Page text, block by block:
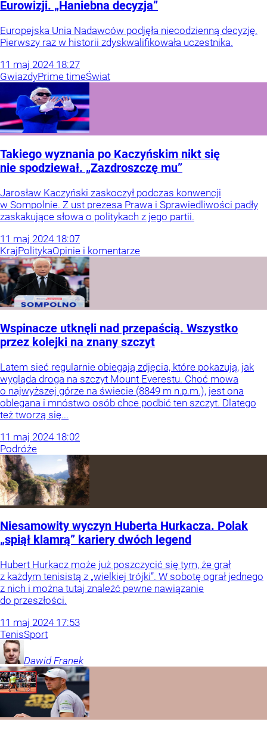
Eurowizji. „Haniebna decyzja”
Europejska Unia Nadawców podjęła niecodzienną decyzję.
Pierwszy raz w historii zdyskwalifikowała uczestnika.
11 maj 2024 18:27
GwiazdyPrime timeŚwiat
Takiego wyznania po Kaczyńskim nikt się
nie spodziewał. „Zazdroszczę mu”
Jarosław Kaczyński zaskoczył podczas konwencji
w Sompolnie. Z ust prezesa Prawa i Sprawiedliwości padły
zaskakujące słowa o politykach z jego partii.
11 maj 2024 18:07
KrajPolitykaOpinie i komentarze
Wspinacze utknęli nad przepaścią. Wszystko
przez kolejki na znany szczyt
Latem sieć regularnie obiegają zdjęcia, które pokazują, jak
wygląda droga na szczyt Mount Everestu. Choć mowa
o najwyższej górze na świecie (8849 m n.p.m.), jest ona
oblegana i mnóstwo osób chce podbić ten szczyt. Dlatego
też tworzą się...
11 maj 2024 18:02
Podróże
Niesamowity wyczyn Huberta Hurkacza. Polak
„spiął klamrą” kariery dwóch legend
Hubert Hurkacz może już poszczycić się tym, że grał
z każdym tenisistą z „wielkiej trójki”. W sobotę ograł jednego
z nich i można tutaj znaleźć pewne nawiązanie
do przeszłości.
11 maj 2024 17:53
TenisSport
Dawid Franek